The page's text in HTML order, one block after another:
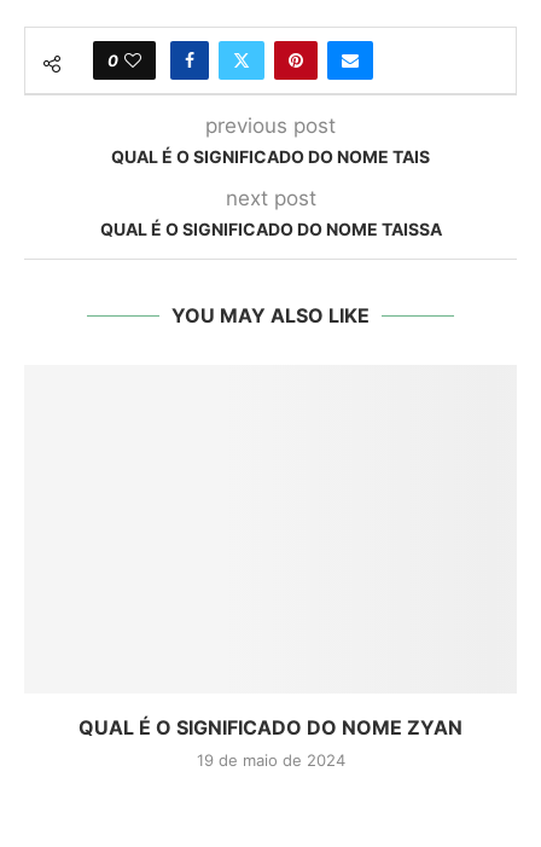
0
previous post
QUAL É O SIGNIFICADO DO NOME TAIS
next post
QUAL É O SIGNIFICADO DO NOME TAISSA
YOU MAY ALSO LIKE
QUAL É O SIGNIFICADO DO NOME ZYAN
19 de maio de 2024